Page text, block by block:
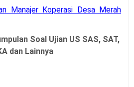
Manajer Koperasi Desa Merah
Penjaringan Calon Peserta PPG
3 Tahun 2026 Tentang WFH
Soal Ujian US SAS, SAT,
dan Lainnya